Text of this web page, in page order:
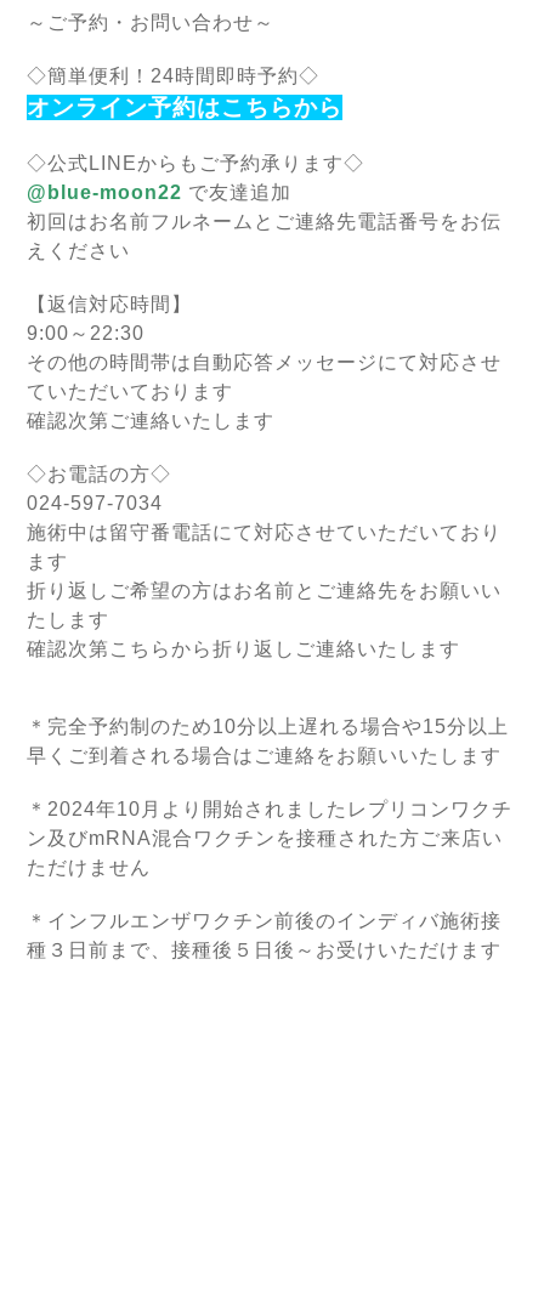
～ご予約・お問い合わせ～
◇簡単便利！24時間即時予約◇
オンライン予約はこちらから
◇公式LINEからもご予約承ります◇
@blue-moon22 で友達追加
初回はお名前フルネームとご連絡先電話番号をお伝
えください
【返信対応時間】
9:00～22:30
その他の時間帯は自動応答メッセージにて対応させ
ていただいております
確認次第ご連絡いたします
◇お電話の方◇
024-597-7034
施術中は留守番電話にて対応させていただいており
ます
折り返しご希望の方はお名前とご連絡先をお願いい
たします
確認次第こちらから折り返しご連絡いたします
＊完全予約制のため10分以上遅れる場合や15分以上
早くご到着される場合はご連絡をお願いいたします
＊2024年10月より開始されましたレプリコンワクチ
ン及びmRNA混合ワクチンを接種された方ご来店い
ただけません
＊インフルエンザワクチン前後のインディバ施術接
種３日前まで、接種後５日後～お受けいただけます